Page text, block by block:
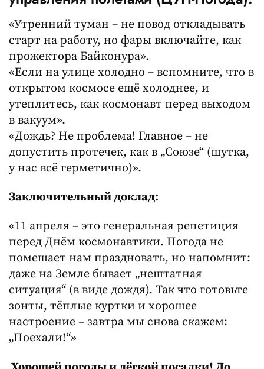
«Утренний туман – не повод откладывать
старт на работу, но фары включайте, как
прожектора Байконура».
«Если на улице холодно – вспомните, что в
открытом космосе ещё холоднее, и
утеплитесь, как космонавт перед выходом
в вакуум».
«Дождь? Не проблема! Главное – не
допустить протечек, как в „Союзе“ (шутка,
у нас всё герметично)».
Заключительный доклад:
«11 апреля – это генеральная репетиция
перед Днём космонавтики. Погода не
помешает нам праздновать, но напомнит:
даже на Земле бывает „нештатная
ситуация“ (в виде дождя). Так что готовьте
зонты, тёплые куртки и хорошее
настроение – завтра мы снова скажем:
„Поехали!“»